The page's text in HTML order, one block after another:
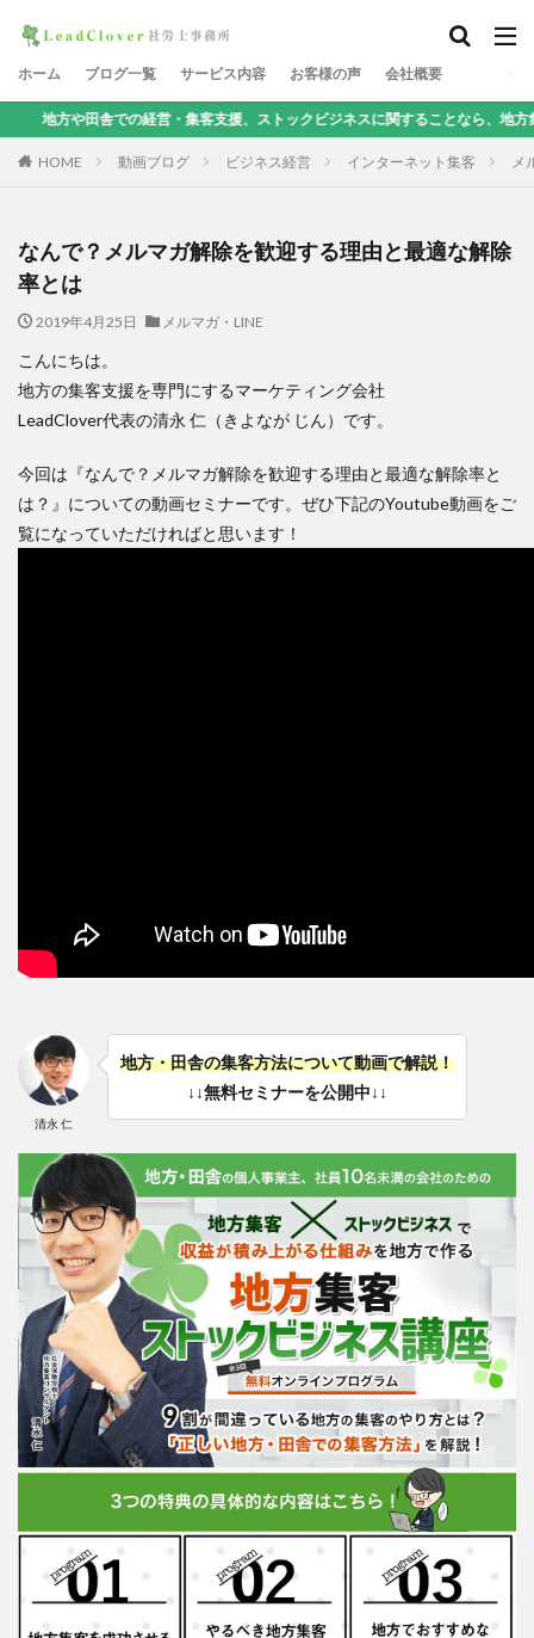
ホーム ブログ一覧 サービス内容 お客様の声 会社概要
の経営・集客支援、ストックビジネスに関することなら、地方集客コンサルタン
HOME 動画ブログ ビジネス経営 インターネット集客 メ
なんで？メルマガ解除を歓迎する理由と最適な解除
率とは
2019年4月25日 メルマガ・LINE
こんにちは。
地方の集客支援を専門にするマーケティング会社
LeadClover代表の清永 仁（きよなが じん）です。
今回は『なんで？メルマガ解除を歓迎する理由と最適な解除率と
は？』についての動画セミナーです。ぜひ下記のYoutube動画をご
覧になっていただければと思います！
清永 仁
地方・田舎の集客方法について動画で解説！
↓↓無料セミナーを公開中↓↓